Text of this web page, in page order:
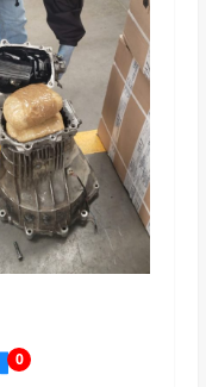
0